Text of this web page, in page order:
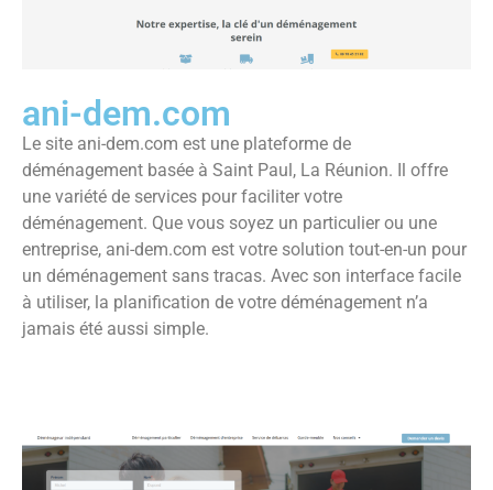
ani-dem.com
Le site ani-dem.com est une plateforme de
déménagement basée à Saint Paul, La Réunion. Il offre
une variété de services pour faciliter votre
déménagement. Que vous soyez un particulier ou une
entreprise, ani-dem.com est votre solution tout-en-un pour
un déménagement sans tracas. Avec son interface facile
à utiliser, la planification de votre déménagement n’a
jamais été aussi simple.